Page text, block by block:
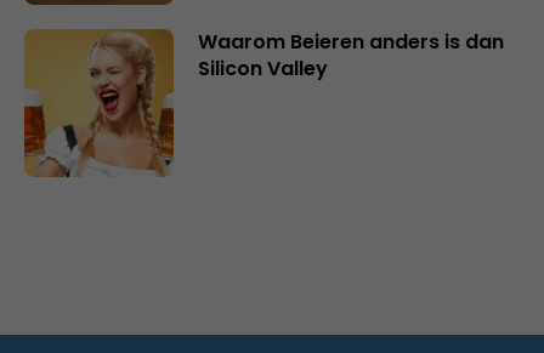
Waarom Beieren anders is dan
Silicon Valley